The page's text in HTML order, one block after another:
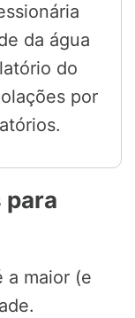
da água
do
por
para
a maior (e